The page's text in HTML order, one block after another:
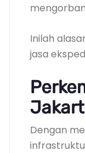
Inilah
jasa
Dengan